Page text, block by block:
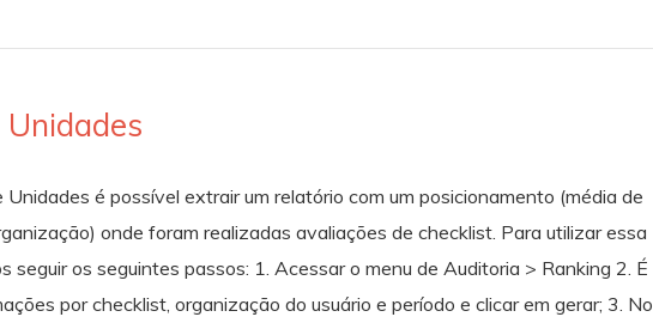
Unidades é possível extrair um relatório com um posicionamento (média de
onde foram realizadas avaliações de checklist. Para utilizar essa
seguir os seguintes passos: 1. Acessar o menu de Auditoria > Ranking 2. É
por checklist, organização do usuário e período e clicar em gerar; 3. No